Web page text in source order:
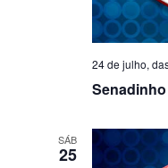
24 de julho,
SÁB
25